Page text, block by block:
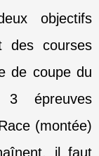
objectifs
des courses
de coupe du
épreuves
(montée)
il faut